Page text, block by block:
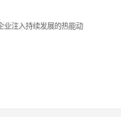
业注入持续发展的热能动